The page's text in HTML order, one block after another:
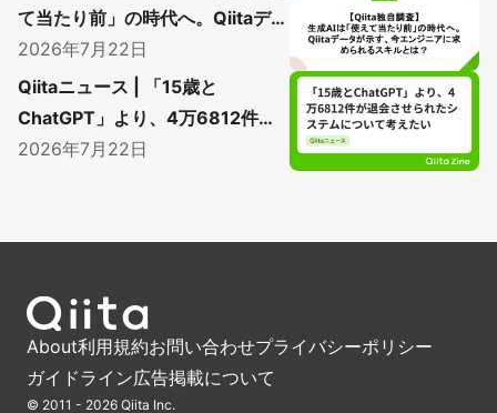
〜AI時代のエンジニアリングを語り尽く
した熱い1日をレポート〜
て当たり前」の時代へ。Qiitaデー
タが示す、今エンジニアに求めら
れるスキルとは？
2026年7月22日
Qiitaニュース | 「15歳と
ChatGPT」より、4万6812件が
退会させられたシステムについて
2026年7月22日
About利用規約お問い合わせプライバシーポリシー
ガイドライン広告掲載について
© 2011 - 2026 Qiita Inc.